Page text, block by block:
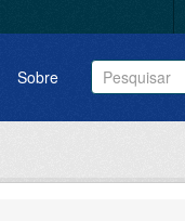
Sobre